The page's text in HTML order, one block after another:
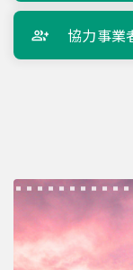
協力事業